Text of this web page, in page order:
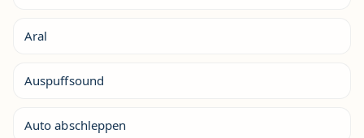
Aral
Auspuffsound
Auto abschleppen